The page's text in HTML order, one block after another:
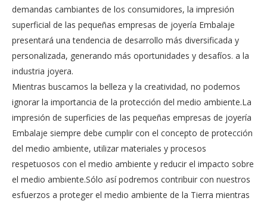
demandas cambiantes de los consumidores, la impresión
superficial de las pequeñas empresas de joyería Embalaje
presentará una tendencia de desarrollo más diversificada y
personalizada, generando más oportunidades y desafíos. a la
industria joyera.
Mientras buscamos la belleza y la creatividad, no podemos
ignorar la importancia de la protección del medio ambiente.La
impresión de superficies de las pequeñas empresas de joyería
Embalaje siempre debe cumplir con el concepto de protección
del medio ambiente, utilizar materiales y procesos
respetuosos con el medio ambiente y reducir el impacto sobre
el medio ambiente.Sólo así podremos contribuir con nuestros
esfuerzos a proteger el medio ambiente de la Tierra mientras